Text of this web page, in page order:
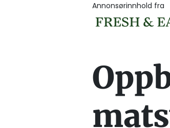
Annonsørinnhold fra